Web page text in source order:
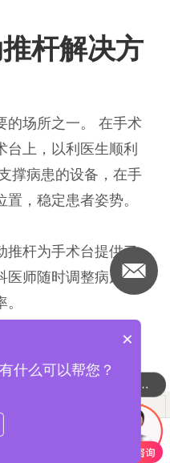
杆解决方
的场所之一。 在手术
台上，以利医生顺利
撑病患的设备，在手
，稳定患者姿势。
推杆为手术台提供了
医师随时调整病床最
推杆解决方案，堤
背景和可靠的技术
界级领导制造商，堤
牌相比的优势不仅
制化的承诺要求。
with iOS 8.0+ or Android
可以介绍下你们的产品么
×
什么可以帮您？